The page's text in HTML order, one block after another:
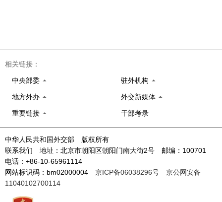
相关链接：
中央部委 驻外机构
地方外办 外交新媒体
重要链接 干部考录
中华人民共和国外交部 版权所有
联系我们 地址：北京市朝阳区朝阳门南大街2号 邮编：100701
电话：+86-10-65961114
网站标识码：bm02000004 京ICP备06038296号
京公网安备
11040102700114